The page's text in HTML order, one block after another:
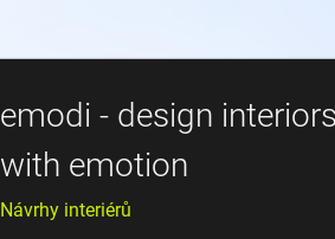
emodi - design interiors
with emotion
Návrhy interiérů